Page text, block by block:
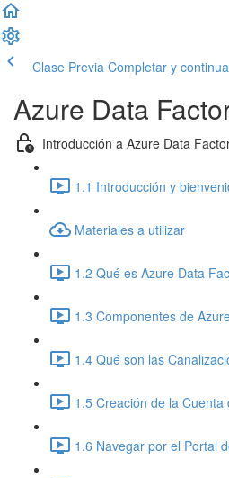
Clase Previa Completar y
Azure Data
Introducción a Azure Data
1.1 Introducción y
Materiales a utilizar
1.2 Qué es Azure Data
1.3 Componentes de
1.4 Qué son las
1.5 Creación de la Cuenta
1.6 Navegar por el Portal